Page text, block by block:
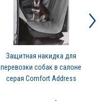
Защитная накидка для
перевозки собак в салоне
серая Comfort Address